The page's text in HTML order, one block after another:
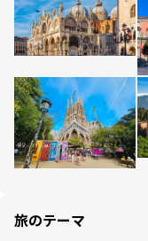
旅のテーマ